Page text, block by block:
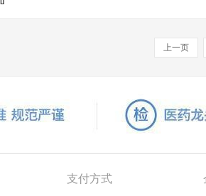
上一页
支付方式